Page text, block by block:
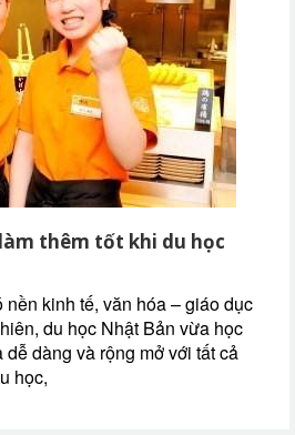
thêm tốt khi du học
kinh tế, văn hóa – giáo dục
du học Nhật Bản vừa học
dàng và rộng mở với tất cả
học,